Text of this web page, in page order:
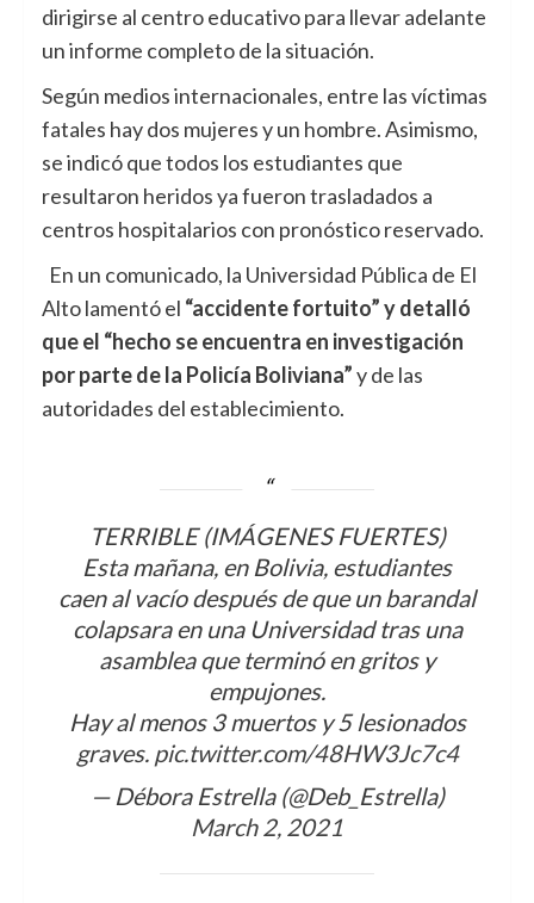
dirigirse al centro educativo para llevar adelante
un informe completo de la situación.
Según medios internacionales, entre las víctimas
fatales hay dos mujeres y un hombre. Asimismo,
se indicó que todos los estudiantes que
resultaron heridos ya fueron trasladados a
centros hospitalarios con pronóstico reservado.
En un comunicado, la Universidad Pública de El
Alto lamentó el “accidente fortuito” y detalló
que el “hecho se encuentra en investigación
por parte de la Policía Boliviana”y de las
autoridades del establecimiento.
TERRIBLE (IMÁGENES FUERTES)
Esta mañana, en Bolivia, estudiantes
caen al vacío después de que un barandal
colapsara en una Universidad tras una
asamblea que terminó en gritos y
empujones.
Hay al menos 3 muertos y 5 lesionados
graves. pic.twitter.com/48HW3Jc7c4
— Débora Estrella (@Deb_Estrella)
March 2, 2021